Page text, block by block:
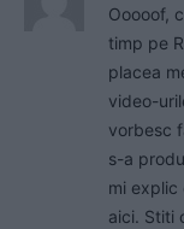
Ooooof,
timp pe
placea
video-
vorbesc
s-a
mi explic
aici. Stiti